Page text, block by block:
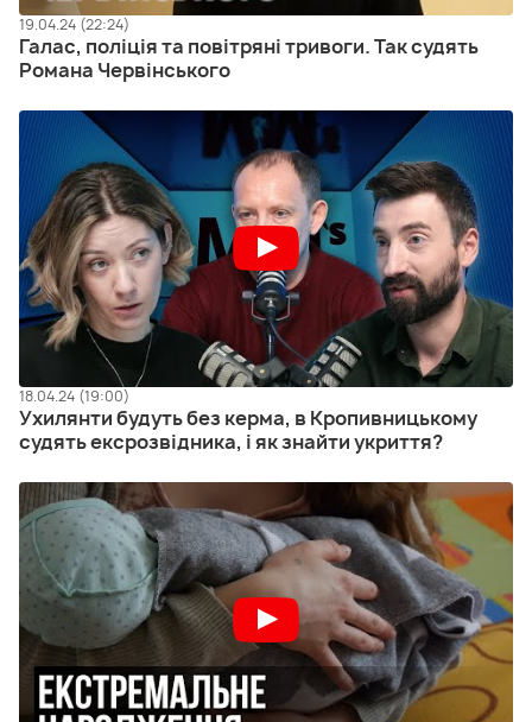
19.04.24 (22:24)
Галас, поліція та повітряні тривоги. Так судять
Романа Червінського
18.04.24 (19:00)
Ухилянти будуть без керма, в Кропивницькому
судять ексрозвідника, і як знайти укриття?